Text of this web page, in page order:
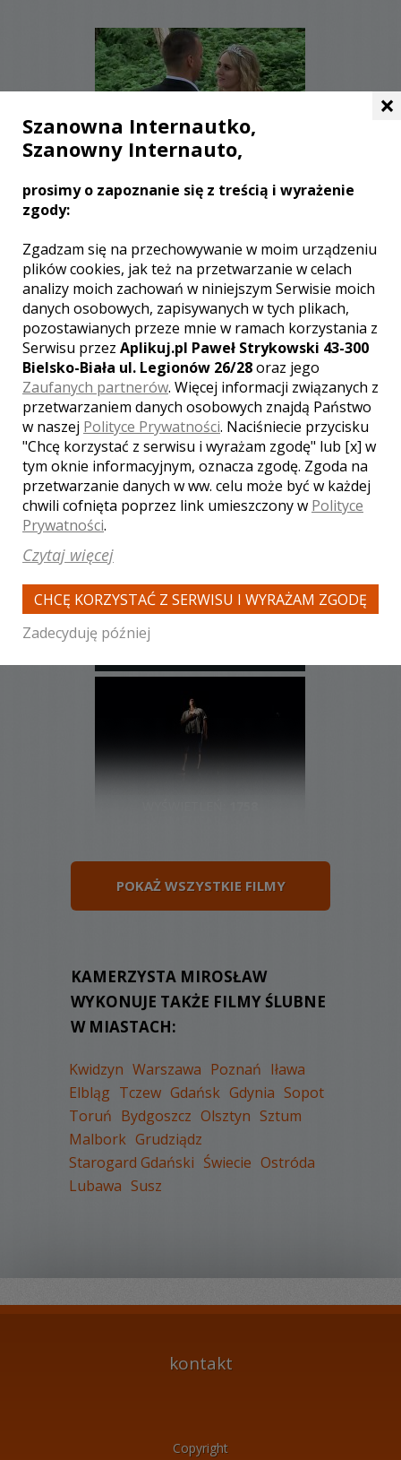
WYŚWIETLEŃ:1754
WYŚWIETLEŃ:1498
KOMENTARZY:0
WYŚWIETLEŃ:2671
KOMENTARZY: 1
WYŚWIETLEŃ:
WYŚWIETLEŃ:1740
KOMENTARZY:0
WYŚWIETLEŃ:
2288
KOMENTARZY:
KOMENTARZY:0
WYŚWIETLEŃ:
POKAŻ WSZYSTKIE FILMY
KAMERZYSTA MIROSŁAW
WYKONUJE TAKŻE FILMY ŚLUBNE
W MIASTACH:
Kwidzyn Warszawa Poznań Iława
Elbląg Tczew Gdańsk Gdynia Sopot
Toruń Bydgoszcz Olsztyn Sztum
Malbork Grudziądz
Starogard Gdański Świecie Ostróda
Lubawa Susz
kontakt
Copyright
×
Szanowna Internautko,
Szanowny Internauto,
prosimy o zapoznanie się z treścią i wyrażenie
zgody:
Zgadzam się na przechowywanie w moim urządzeniu
plików cookies, jak też na przetwarzanie w celach
analizy moich zachowań w niniejszym Serwisie moich
danych osobowych, zapisywanych w tych plikach,
pozostawianych przeze mnie w ramach korzystania z
Serwisu przez Aplikuj.pl Paweł Strykowski 43-300
Bielsko-Biała ul. Legionów 26/28oraz jego
Zaufanych partnerów. Więcej informacji związanych z
przetwarzaniem danych osobowych znajdą Państwo
w naszej Polityce Prywatności. Naciśniecie przycisku
"Chcę korzystać z serwisu i wyrażam zgodę" lub [x] w
tym oknie informacyjnym, oznacza zgodę. Zgoda na
przetwarzanie danych w ww. celu może być w każdej
chwili cofnięta poprzez link umieszczony w Polityce
Prywatności.
Czytaj więcej
CHCĘ KORZYSTAĆ Z SERWISU I WYRAŻAM ZGODĘ
Zadecyduję później